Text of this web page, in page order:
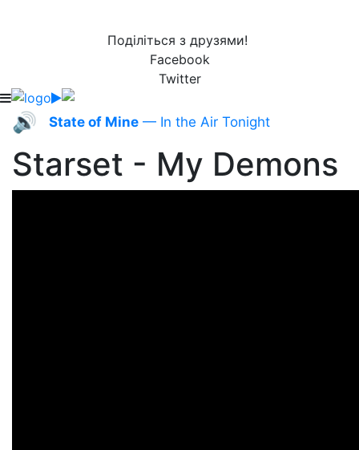
Поділіться з друзями!
Facebook
Twitter
🔊 State of Mine — In the Air Tonight
Starset - My Demons